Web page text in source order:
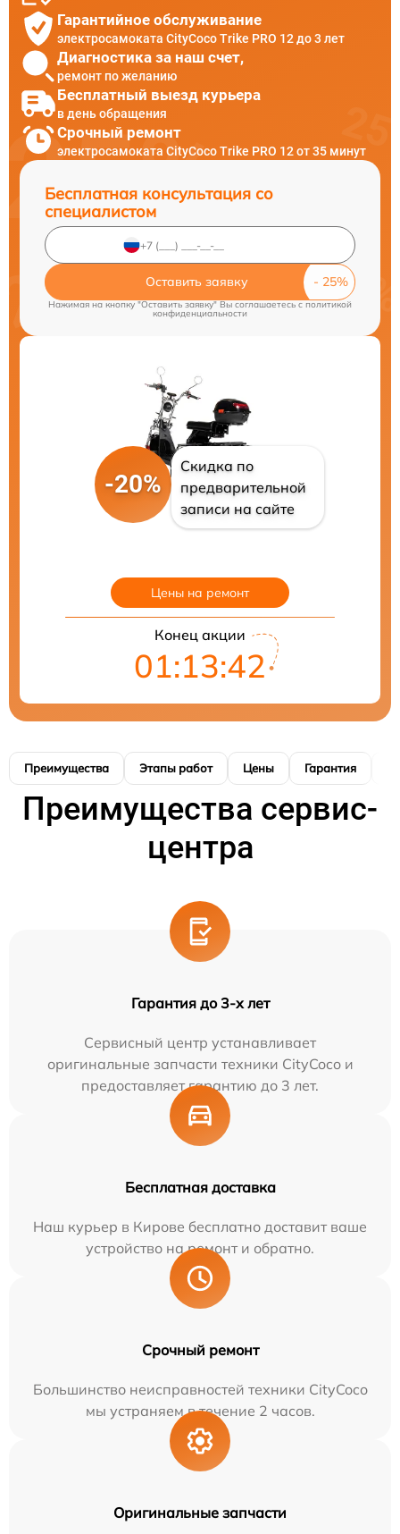
Гарантийное обслуживание
электросамоката CityCoco Trike PRO 12 до 3 лет
Диагностика за наш счет,
ремонт по желанию
Бесплатный выезд курьера
в день обращения
Срочный ремонт
электросамоката CityCoco Trike PRO 12 от 35 минут
Бесплатная консультация со
специалистом
Оставить заявку
Нажимая на кнопку "Оставить заявку" Вы соглашаетесь cполитикой
конфиденциальности
-20%
Скидка по
предварительной
записи на сайте
Цены на ремонт
Конец акции
01:13:39
Преимущества Этапы работ Цены Гарантия
Преимущества сервис-
центра
Гарантия до 3-х лет
Сервисный центр устанавливает
оригинальные запчасти техники CityCoco и
предоставляет гарантию до 3 лет.
Бесплатная доставка
Наш курьер в Кирове бесплатно доставит ваше
устройство на ремонт и обратно.
Срочный ремонт
Большинство неисправностей техники CityCoco
мы устраняем в течение 2 часов.
Оригинальные запчасти